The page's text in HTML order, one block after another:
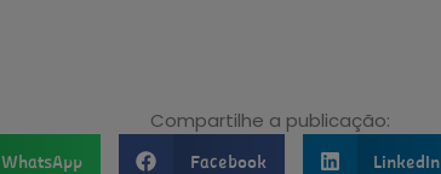
Compartilhe a publicação:
WhatsApp Facebook LinkedIn